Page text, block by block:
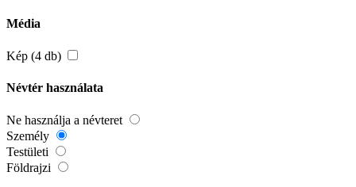
Média
Kép (4 db)
Névtér használata
Ne használja a névteret
Személy
Testületi
Földrajzi